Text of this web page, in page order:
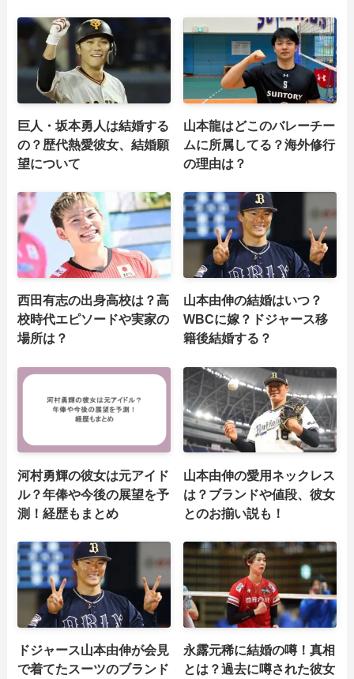
巨人・坂本勇人は結婚する
の？歴代熱愛彼女、結婚願
望について
山本龍はどこのバレーチー
ムに所属してる？海外修行
の理由は？
西田有志の出身高校は？高
校時代エピソードや実家の
場所は？
山本由伸の結婚はいつ？
WBCに嫁？ドジャース移
籍後結婚する？
河村勇輝の彼女は元アイド
ル？年俸や今後の展望を予
測！経歴もまとめ
山本由伸の愛用ネックレス
は？ブランドや値段、彼女
とのお揃い説も！
ドジャース山本由伸が会見
で着てたスーツのブランド
永露元稀に結婚の噂！真相
とは？過去に噂された彼女